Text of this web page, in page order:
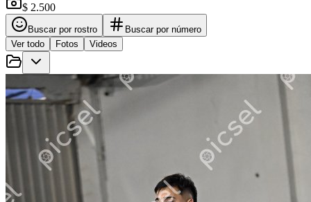
$ 2.500
Buscar por rostro
Buscar por número
Ver todo
Fotos Videos